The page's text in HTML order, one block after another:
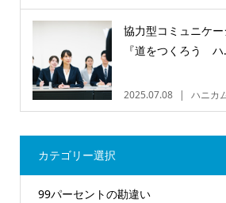
協力型コミュニケ
『道をつくろう ハ
2025.07.08 ハニカ
カテゴリー選択
99パーセントの勘違い